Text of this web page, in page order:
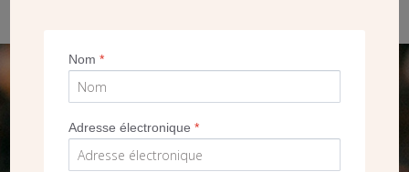
SEUL VOTRE DON
NOUS PERMET D’AGIR
Nom*
Adresse électronique*